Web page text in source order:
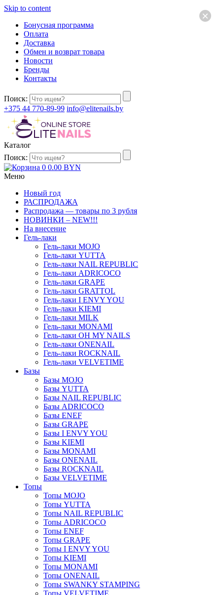
Skip to content
Бонусная программа
Оплата
Доставка
Обмен и возврат товара
Новости
Бренды
Контакты
Поиск:
+375 44 770-89-99 info@elitenails.by
Каталог
Поиск:
0 0.00 BYN
Меню
Новый год
РАСПРОДАЖА
Распродажа — товары по 3 рубля
НОВИНКИ – NEW!!!
На внесение
Гель-лаки
Гель-лаки MOJO
Гель-лаки YUTTA
Гель-лаки NAIL REPUBLIC
Гель-лаки ADRICOCO
Гель-лаки GRAPE
Гель-лаки GRATTOL
Гель-лаки I ENVY YOU
Гель-лаки KIEMI
Гель-лаки MILK
Гель-лаки MONAMI
Гель-лаки OH MY NAILS
Гель-лаки ONENAIL
Гель-лаки ROCKNAIL
Гель-лаки VELVETIME
Базы
Базы MOJO
Базы YUTTA
Базы NAIL REPUBLIC
Базы ADRICOCO
Базы ENEF
Базы GRAPE
Базы I ENVY YOU
Базы KIEMI
Базы MONAMI
Базы ONENAIL
Базы ROCKNAIL
Базы VELVETIME
Топы
Топы MOJO
Топы YUTTA
Топы NAIL REPUBLIC
Топы ADRICOCO
Топы ENEF
Топы GRAPE
Топы I ENVY YOU
Топы KIEMI
Топы MONAMI
Топы ONENAIL
Топы SWANKY STAMPING
Топы VELVETIME
×